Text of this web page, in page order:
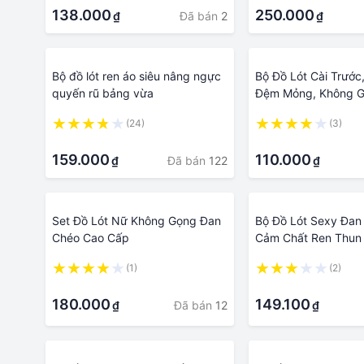
138.000₫ Đã bán 2 250.000₫
Bộ đồ lót ren áo siêu nâng ngực
quyến rũ bảng vừa
(24)
159.000₫ Đã bán 122
Bộ Đồ Lót Cài
Đệm Mỏng, Không
(3)
110.000₫
Set Đồ Lót Nữ Không Gọng Đan
Chéo Cao Cấp
(1)
180.000₫ Đã bán 12
Bộ Đồ Lót Sexy Đan
Cảm Chất Ren
(2)
149.100₫